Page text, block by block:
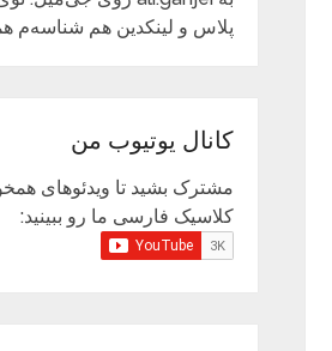
پلاس و لینکدین هم شناسه‌م
کانال یوتیوب من
مشترک بشید تا ویدئوهای
کلاسیک فارسی ما رو ببینید: